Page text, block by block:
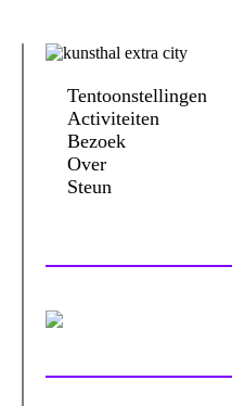
Tentoonstellingen
Activiteiten
Bezoek
Over
Steun